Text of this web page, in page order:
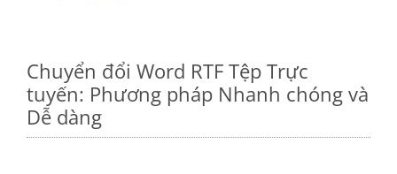
Chuyển đổi Word RTF Tệp Trực
tuyến: Phương pháp Nhanh chóng và
Dễ dàng